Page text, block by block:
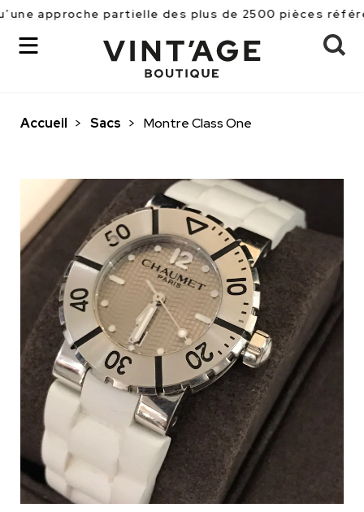
partielle des plus de 2500 pièces référencées
Accueil > Sacs > Montre Class One